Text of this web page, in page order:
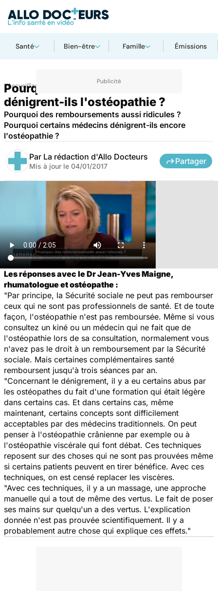
Santé Bien-être Famille Émissions
AccueilSanté
Pourquoi certains médecins
dénigrent-ils l'ostéopathie ?
Pourquoi des remboursements aussi ridicules ?
Pourquoi certains médecins dénigrent-ils encore
l'ostéopathie ?
Par La rédaction d'Allo Docteurs
Mis à jour le 04/01/2017
Partager
Les réponses avec le Dr Jean-Yves Maigne,
rhumatologue et ostéopathe :
"Par principe, la Sécurité sociale ne peut pas rembourser
ceux qui ne sont pas professionnels de santé. Et de toute
façon, l'ostéopathie n'est pas remboursée. Même si vous
consultez un kiné ou un médecin qui ne fait que de
l'ostéopathie lors de sa consultation, normalement vous
n'avez pas le droit à un remboursement par la Sécurité
sociale. Mais certaines complémentaires santé
remboursent jusqu'à trois séances par an.
"Concernant le dénigrement, il y a eu certains abus par
les ostéopathes du fait d'une formation qui était légère
dans certains cas. Et dans certains cas, même
maintenant, certains concepts sont difficilement
acceptables par des médecins traditionnels. On peut
penser à l'ostéopathie crânienne par exemple ou à
l'ostéopathie viscérale qui font débat. Ces techniques
reposent sur des choses qui ne sont pas prouvées même
si certains patients peuvent en tirer bénéfice. Avec ces
techniques, on est censé replacer les viscères.
"Avec ces techniques, il y a un massage, une approche
manuelle qui a tout de même des vertus. Le fait de poser
ses mains sur quelqu'un a des vertus. L'explication
donnée n'est pas prouvée scientifiquement. Il y a
probablement autre chose qui explique ces effets."